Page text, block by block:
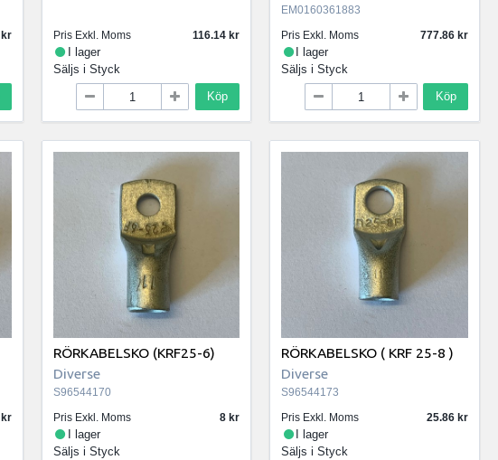
Pris Exkl. Moms 116.14
I lager
Säljs i Styck
Köp
EM0160361883
Pris Exkl. Moms
777.86
I lager
Säljs iStyck
Köp
RÖRKABELSKO (KRF25-6)
Diverse
S96544170
Pris Exkl. Moms
8
I lager
Säljs i Styck
RÖRKABELSKO ( KRF 25-8 )
Diverse
S96544173
Pris Exkl. Moms
25.86
I lager
Säljs iStyck